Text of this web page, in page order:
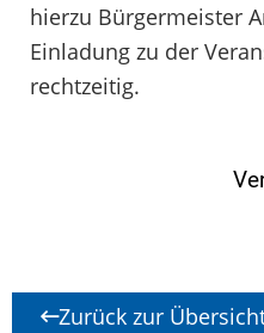
hierzu Bürgermeister
Einladung zu der
rechtzeitig.
Zurück zur